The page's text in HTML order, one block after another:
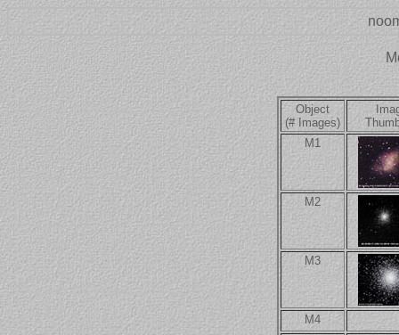
Object
(# Images)
M1
M2
M3
M4